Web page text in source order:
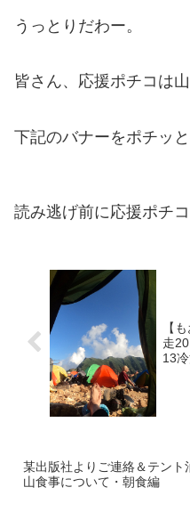
うっとりだわー。
皆さん、応援ポチコは
下記のバナーをポチッ
読み逃げ前に応援ポチ
【
走
13
某出版社よりご連絡＆テント
山食事について・朝食編